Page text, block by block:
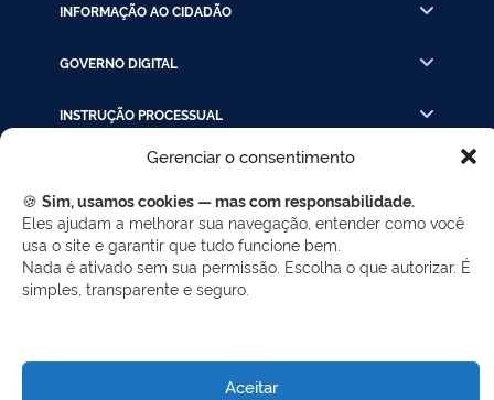
Gerenciar o consentimento
🍪 Sim, usamos cookies — mas com responsabilidade.
Eles ajudam a melhorar sua navegação, entender como você
usa o site e garantir que tudo funcione bem.
Nada é ativado sem sua permissão. Escolha o que autorizar. É
simples, transparente e seguro.
Aceitar
INFORMAÇÃO AO CIDADÃO
GOVERNO DIGITAL
INSTRUÇÃO PROCESSUAL
LINKS RÁPIDOS
REDES SOCIAIS
Facebook
Twitter
LinkedIn
Instagram